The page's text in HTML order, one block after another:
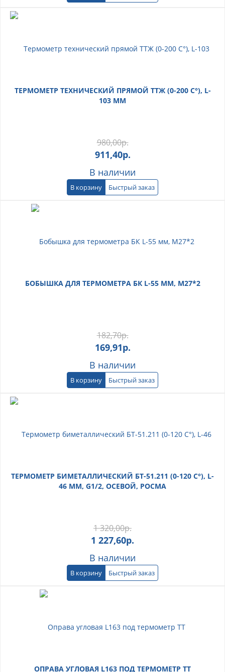
ТЕРМОМЕТР ТЕХНИЧЕСКИЙ ПРЯМОЙ ТТЖ (0-200 С°), L-
103 ММ
980,00р.
911,40р.
В наличии
В корзину Быстрый заказ
БОБЫШКА ДЛЯ ТЕРМОМЕТРА БК L-55 ММ, М27*2
182,70р.
169,91р.
В наличии
В корзину Быстрый заказ
ТЕРМОМЕТР БИМЕТАЛЛИЧЕСКИЙ БТ-51.211 (0-120 С°), L-
46 ММ, G1/2, ОСЕВОЙ, РОСМА
1 320,00р.
1 227,60р.
В наличии
В корзину Быстрый заказ
ОПРАВА УГЛОВАЯ L163 ПОД ТЕРМОМЕТР ТТ